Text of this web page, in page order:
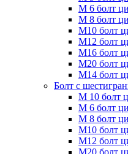
М 6 болт
М 8 болт
М10 болт
М12 болт
М16 болт
М20 болт
М14 болт
Болт с
М 10 болт
М 6 болт
М 8 болт
М10 болт
М12 болт
М20 болт